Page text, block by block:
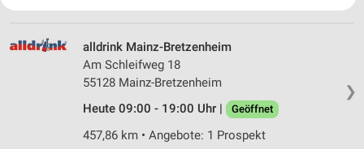
❯
alldrink Mainz-Bretzenheim
Am Schleifweg 18
55128 Mainz-Bretzenheim
Heute 09:00 - 19:00 Uhr |
Geöffnet
457,86 km • Angebote: 1 Prospekt
Website/App.
Partnerliste anzeigen (1 IAB-Anbieter)
Wir nutzen Ihre Daten für folgende Zwecke:
IAB-Verarbeitungszwecke:
Speichern von oder Zugriff auf Informationen
auf einem Endgerät